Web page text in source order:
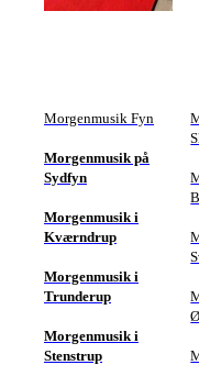
Morgenmusik Fyn
Morgenmusik på
Sydfyn
Morgenmusik i
Kværndrup
Morgenmusik i
Trunderup
Morgenmusik i
Stenstrup